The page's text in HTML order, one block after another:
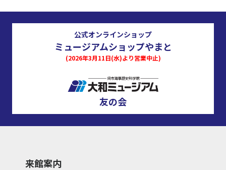
公式オンラインショップ
ミュージアムショップやまと
(2026年3月11日(水)より営業中止)
友の会
来館案内